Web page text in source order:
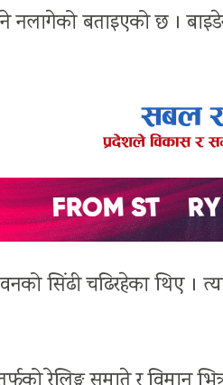
नलागेको बताइएको छ ।
सिंढी चढिरहेका थिए ।